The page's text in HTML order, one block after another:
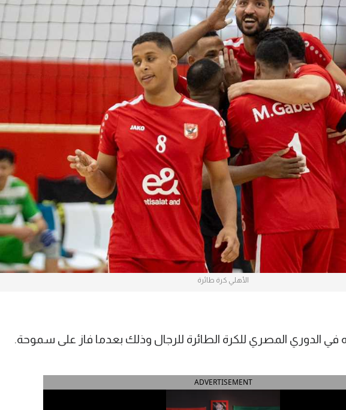
الدوري السعودي للمحترفين
دوري أبطال أوروبا
دوري أبطال إفريقيا
كل البطولات
القسم الثاني
رياضات أخرى
آسيا
ركن الألعاب
الأهلي كرة طائرة
في الدوري المصري للكرة الطائرة للرجال وذلك بعدما فاز على سموحة.
ADVERTISEMENT